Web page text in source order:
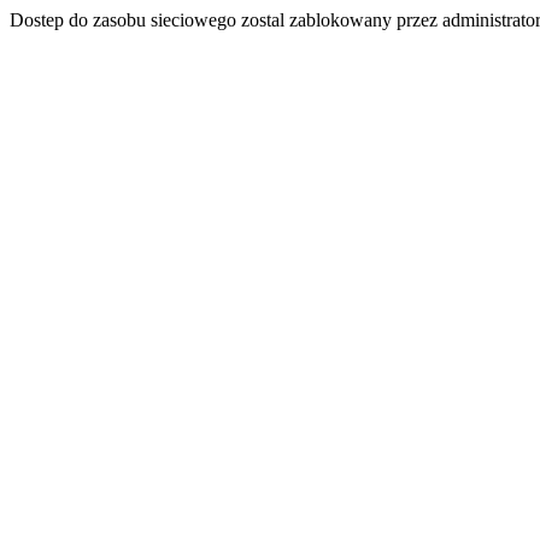
Dostep do zasobu sieciowego zostal zablokowany przez